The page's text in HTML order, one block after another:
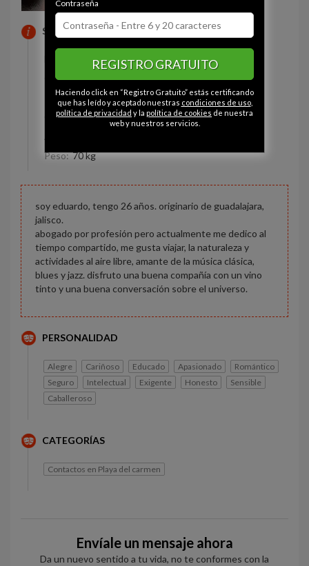
SOBRE MI
Estado civil: Soltero
Ojos: Avellana
Pelo: Moreno
Constitución: Delgado
Peso: 70 kg
soy eduardo, tengo 26 años. originario de guadalajara,
jalisco.
abogado por profesión pero actualmente me dedico al
tiempo compartido, me gusta viajar, la naturaleza y
actividades al aire libre, amante de la música clásica,
blues y jazz. disfruto una buena compañía con un vino
tinto y una buena conversación sobre el universo.
PERSONALIDAD
Alegre Cariñoso Educado Apasionado
Romántico
Seguro
Intelectual Exigente Honesto
Sensible
Caballeroso
CATEGORÍAS
Contactos en Playa del carmen
Envíale un mensaje ahora
Da un nuevo sentido a tu vida, no te conformes con la
Contraseña
REGISTRO GRATUITO
Haciendo click en “Registro Gratuito” estás certificando
que has leído y aceptado nuestras condiciones de uso,
política de privacidad y la política de cookies de nuestra
web y nuestros servicios.